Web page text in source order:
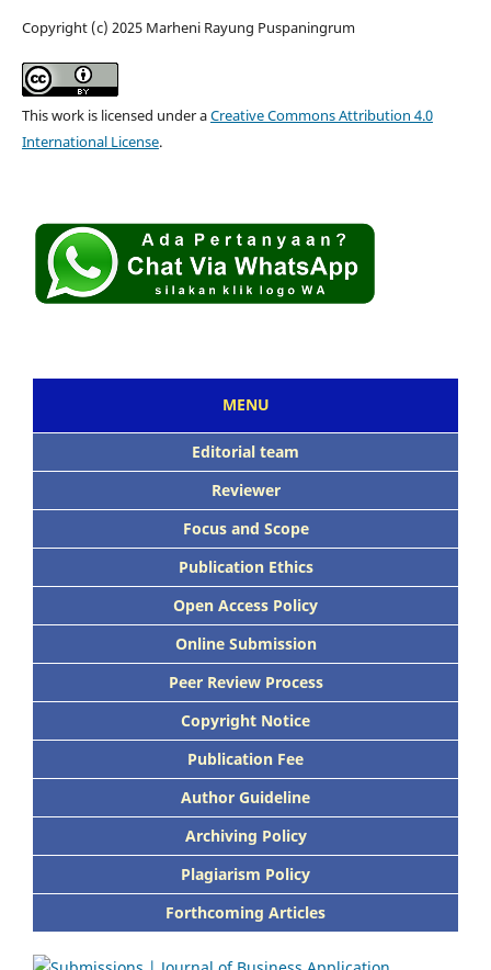
Copyright (c) 2025 Marheni Rayung Puspaningrum
This work is licensed under aCreative Commons Attribution 4.0
International License.
MENU
Editorial team
Reviewer
Focus and Scope
Publication Ethics
Open Access Policy
Online Submission
Peer Review Process
Copyright Notice
Publication Fee
Author Guideline
Archiving Policy
Plagiarism Policy
Forthcoming Articles